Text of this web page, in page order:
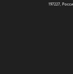
197227,